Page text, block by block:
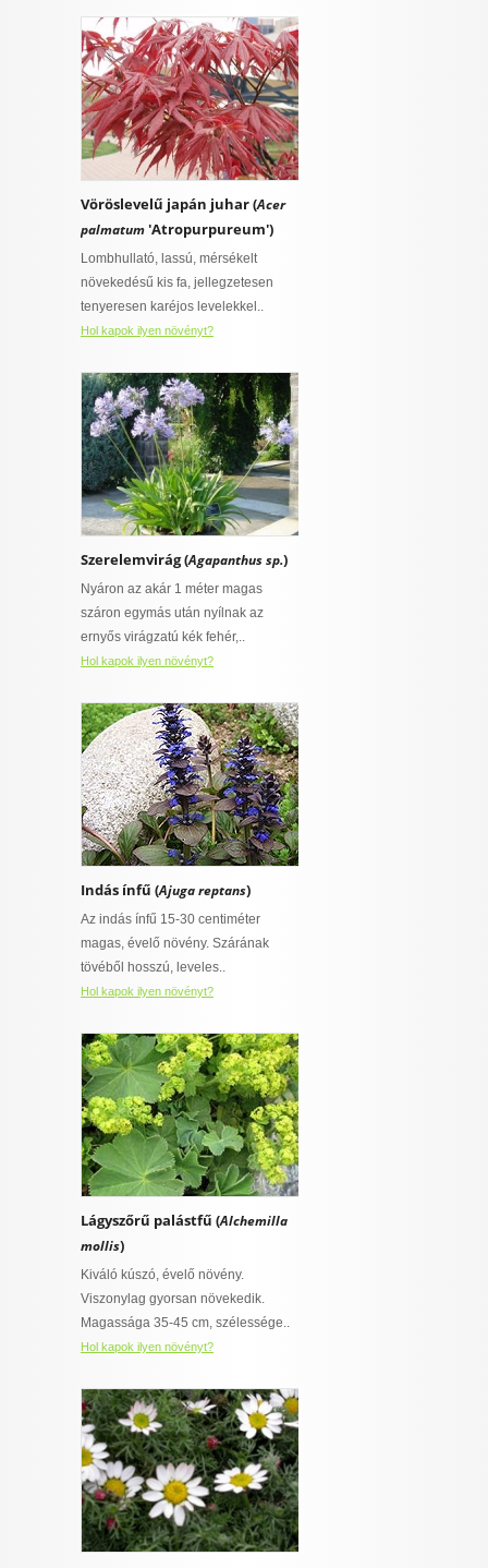
Vöröslevelű japán juhar (Acer
palmatum'Atropurpureum')
Lombhullató, lassú, mérsékelt
növekedésű kis fa, jellegzetesen
tenyeresen karéjos levelekkel..
Hol kapok ilyen növényt?
Szerelemvirág (Agapanthus sp.)
Nyáron az akár 1 méter magas
száron egymás után nyílnak az
ernyős virágzatú kék fehér,..
Hol kapok ilyen növényt?
Indás ínfű (Ajuga reptans)
Az indás ínfű 15-30 centiméter
magas, évelő növény. Szárának
tövéből hosszú, leveles..
Hol kapok ilyen növényt?
Lágyszőrű palástfű (Alchemilla
mollis)
Kiváló kúszó, évelő növény.
Viszonylag gyorsan növekedik.
Magassága 35-45 cm, szélessége..
Hol kapok ilyen növényt?